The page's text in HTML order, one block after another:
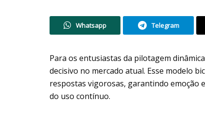
Whatsapp Telegram
Para os entusiastas da pilotagem
decisivo no mercado atual. Esse modelo
respostas vigorosas, garantindo emoção
do uso contínuo.